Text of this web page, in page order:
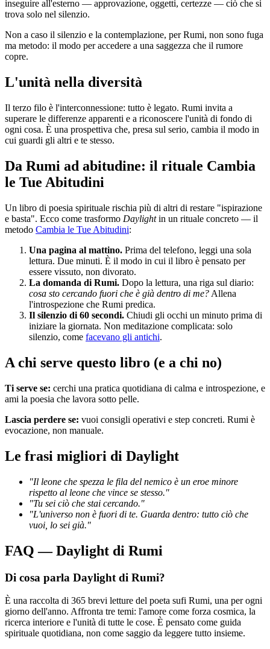
inseguire all'esterno — approvazione, oggetti, certezze — ciò che si
trova solo nel silenzio.
Non a caso il silenzio e la contemplazione, per Rumi, non sono fuga
ma metodo: il modo per accedere a una saggezza che il rumore
copre.
L'unità nella diversità
Il terzo filo è l'interconnessione: tutto è legato. Rumi invita a
superare le differenze apparenti e a riconoscere l'unità di fondo di
ogni cosa. È una prospettiva che, presa sul serio, cambia il modo in
cui guardi gli altri e te stesso.
Da Rumi ad abitudine: il rituale Cambia
le Tue Abitudini
Un libro di poesia spirituale rischia più di altri di restare "ispirazione
e basta". Ecco come trasformo Daylightin un rituale concreto — il
metodo Cambia le Tue Abitudini:
Una pagina al mattino. Prima del telefono, leggi una sola
lettura. Due minuti. È il modo in cui il libro è pensato per
essere vissuto, non divorato.
La domanda di Rumi. Dopo la lettura, una riga sul diario:
cosa sto cercando fuori che è già dentro di me? Allena
l'introspezione che Rumi predica.
Il silenzio di 60 secondi. Chiudi gli occhi un minuto prima di
iniziare la giornata. Non meditazione complicata: solo
silenzio, come facevano gli antichi.
A chi serve questo libro (e a chi no)
Ti serve se: cerchi una pratica quotidiana di calma e introspezione, e
ami la poesia che lavora sotto pelle.
Lascia perdere se: vuoi consigli operativi e step concreti. Rumi è
evocazione, non manuale.
Le frasi migliori di Daylight
"Il leone che spezza le fila del nemico è un eroe minore
rispetto al leone che vince se stesso."
"Tu sei ciò che stai cercando."
"L'universo non è fuori di te. Guarda dentro: tutto ciò che
vuoi, lo sei già."
FAQ — Daylight di Rumi
Di cosa parla Daylight di Rumi?
È una raccolta di 365 brevi letture del poeta sufi Rumi, una per ogni
giorno dell'anno. Affronta tre temi: l'amore come forza cosmica, la
ricerca interiore e l'unità di tutte le cose. È pensato come guida
spirituale quotidiana, non come saggio da leggere tutto insieme.